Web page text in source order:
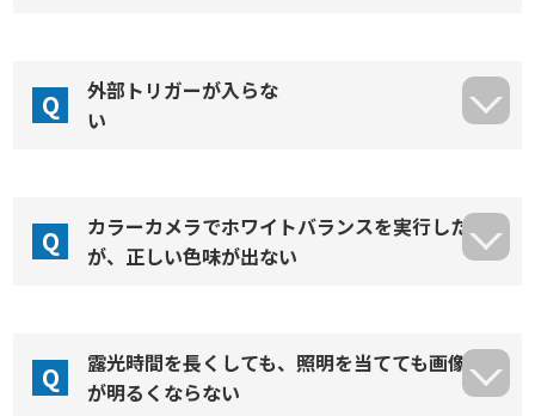
Q
外部トリガーが入らな
い
Q
カラーカメラでホワイトバランスを実行した
が、正しい色味が出ない
Q
露光時間を長くしても、照明を当てても画像
が明るくならない